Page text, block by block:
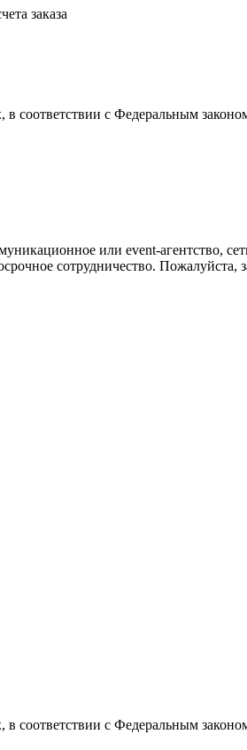
заказа
соответствии с Федеральным
или event-агентство,
сотрудничество.
соответствии с Федеральным